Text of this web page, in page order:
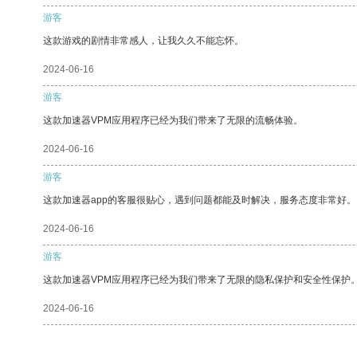
游客
这款游戏的剧情非常感人，让我久久不能忘怀。
2024-06-16
游客
这款加速器VPM应用程序已经为我们带来了无限的流畅体验。
2024-06-16
游客
这款加速器app的客服很贴心，遇到问题都能及时解决，服务态度非常好。
2024-06-16
游客
这款加速器VPM应用程序已经为我们带来了无限的隐私保护和安全性保护
2024-06-16